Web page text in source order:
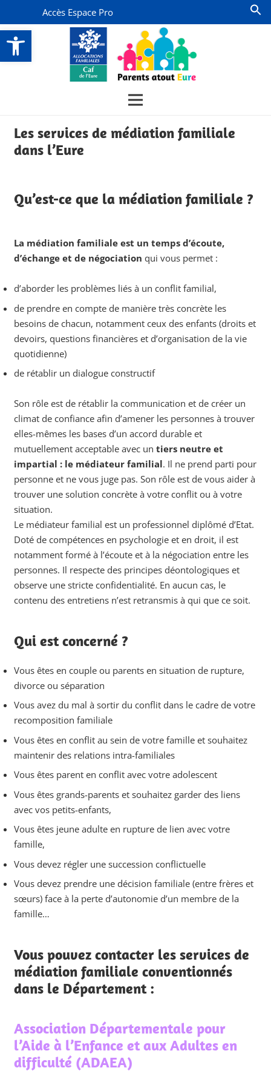
Ouvrir la barre d’outils
Accès Espace Pro
Les services de médiation familiale
dans l’Eure
Qu’est-ce que la médiation familiale ?
La médiation familiale est un temps d’écoute,
d’échange et de négociation qui vous permet :
d’aborder les problèmes liés à un conflit familial,
de prendre en compte de manière très concrète les
besoins de chacun, notamment ceux des enfants (droits et
devoirs, questions financières et d’organisation de la vie
quotidienne)
de rétablir un dialogue constructif
Son rôle est de rétablir la communication et de créer un
climat de confiance afin d’amener les personnes à trouver
elles-mêmes les bases d’un accord durable et
mutuellement acceptable avec un tiers neutre et
impartial : le médiateur familial. Il ne prend parti pour
personne et ne vous juge pas. Son rôle est de vous aider à
trouver une solution concrète à votre conflit ou à votre
situation.
Le médiateur familial est un professionnel diplômé d’Etat.
Doté de compétences en psychologie et en droit, il est
notamment formé à l’écoute et à la négociation entre les
personnes. Il respecte des principes déontologiques et
observe une stricte confidentialité. En aucun cas, le
contenu des entretiens n’est retransmis à qui que ce soit.
Qui est concerné ?
Vous êtes en couple ou parents en situation de rupture,
divorce ou séparation
Vous avez du mal à sortir du conflit dans le cadre de votre
recomposition familiale
Vous êtes en conflit au sein de votre famille et souhaitez
maintenir des relations intra-familiales
Vous êtes parent en conflit avec votre adolescent
Vous êtes grands-parents et souhaitez garder des liens
avec vos petits-enfants,
Vous êtes jeune adulte en rupture de lien avec votre
famille,
Vous devez régler une succession conflictuelle
Vous devez prendre une décision familiale (entre frères et
sœurs) face à la perte d’autonomie d’un membre de la
famille…
Vous pouvez contacter les services de
médiation familiale conventionnés
dans le Département :
Association Départementale pour
l’Aide à l’Enfance et aux Adultes en
difficulté (ADAEA)